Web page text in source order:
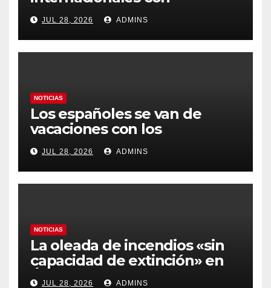
Latinoamérica como socio
prioritario en su agenda de
gobierno
JUL 28, 2026 ADMINS
NOTICIAS
Los españoles se van de
vacaciones con los
carburantes hasta un 21%
más caros que el año pasado
y los hoteles disparados
JUL 28, 2026 ADMINS
NOTICIAS
La oleada de incendios «sin
capacidad de extinción» en
Ávila y al oeste de Madrid
JUL 28, 2026 ADMINS